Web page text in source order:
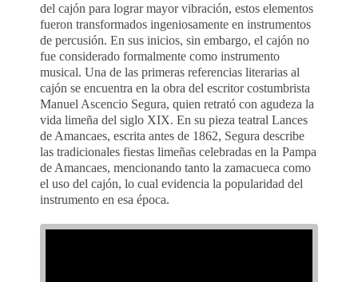
del cajón para lograr mayor vibración, estos elementos
fueron transformados ingeniosamente en instrumentos
de percusión. En sus inicios, sin embargo, el cajón no
fue considerado formalmente como instrumento
musical. Una de las primeras referencias literarias al
cajón se encuentra en la obra del escritor costumbrista
Manuel Ascencio Segura, quien retrató con agudeza la
vida limeña del siglo XIX. En su pieza teatral Lances
de Amancaes, escrita antes de 1862, Segura describe
las tradicionales fiestas limeñas celebradas en la Pampa
de Amancaes, mencionando tanto la zamacueca como
el uso del cajón, lo cual evidencia la popularidad del
instrumento en esa época.